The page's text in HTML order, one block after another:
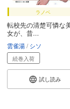
ラノベ
転校先の清楚可憐な
女が、昔...
雲雀湯 シソ
続巻入荷
試し読み